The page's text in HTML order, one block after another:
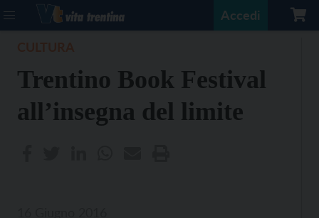
Accedi
Trentino Book Festival
all’insegna del limite